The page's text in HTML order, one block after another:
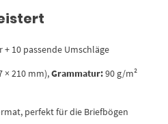
10 passende Umschläge
× 210 mm),Grammatur:90 g/m²
perfekt für die Briefbögen